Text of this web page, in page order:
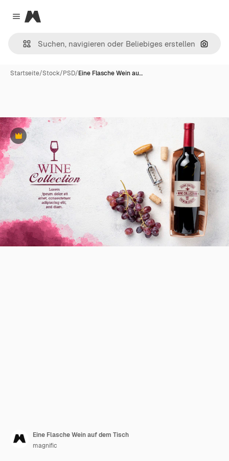
Close menu
Magnific
Nach
Startseite/Stock/PSD/Eine Flasche Wein au…
Premium
Eine Flasche Wein auf dem Tisch
magnific